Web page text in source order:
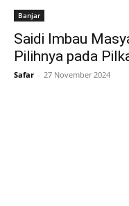
Banjar
Saidi Imbau
Pilihnya pada
Safar - 27 November 2024